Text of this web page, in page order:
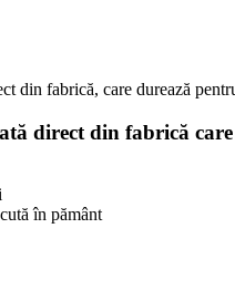
direct din fabrică
în pământ